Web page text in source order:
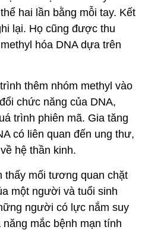
hai lần bằng mỗi tay. Kết
lại. Họ cũng được thu
hóa DNA dựa trên
thêm nhóm methyl vào
chức năng của DNA,
trình phiên mã. Gia tăng
có liên quan đến ung thư,
hệ thần kinh.
thấy mối tương quan chặt
một người và tuổi sinh
người có lực nắm suy
mắc bệnh mạn tính